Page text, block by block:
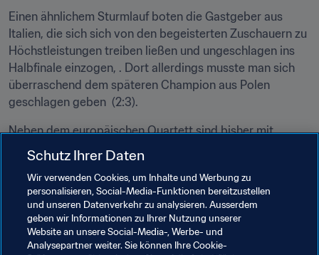
Einen ähnlichem Sturmlauf boten die Gastgeber aus
Italien, die sich sich von den begeisterten Zuschauern zu
Höchstleistungen treiben ließen und ungeschlagen ins
Halbfinale einzogen, . Dort allerdings musste man sich
überraschend dem späteren Champion aus Polen
geschlagen geben  (2:3).
Neben dem europäischen Quartett sind bisher mit
Gastgeber Bahamas und Vize-Weltmeister Tahiti
lediglich zwei weitere Teams für das weltweite
Gipfeltreffen vom 27. April bis 7. Mai 2017 qualifiziert.
Weitere zehn Teilnehmer werden in den kommenden
Monaten ermittelt, ehe am 28. Februar die offizielle
Gruppenauslosung ansteht.
Schutz Ihrer Daten
Wir verwenden Cookies, um Inhalte und Werbung zu
personalisieren, Social-Media-Funktionen bereitzustellen
und unseren Datenverkehr zu analysieren. Ausserdem
geben wir Informationen zu Ihrer Nutzung unserer
Website an unsere Social-Media-, Werbe- und
Analysepartner weiter. Sie können Ihre Cookie-